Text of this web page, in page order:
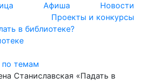
Афиша
Новости
Проекты и конкурсы
в библиотеке?
по темам
Станиславская «Падать в